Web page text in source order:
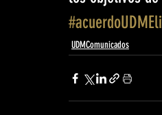
UDMComunicados